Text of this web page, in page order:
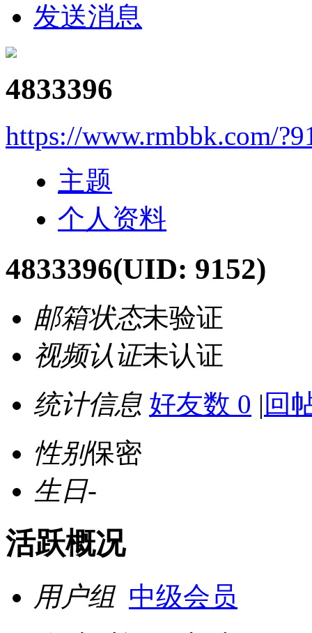
发送消息
4833396
https://www.rmbbk.com/
主题
个人资料
4833396(UID: 9152)
邮箱状态未验证
视频认证未认证
统计信息 好友数 0 | 回
性别保密
生日-
活跃概况
用户组 中级会员